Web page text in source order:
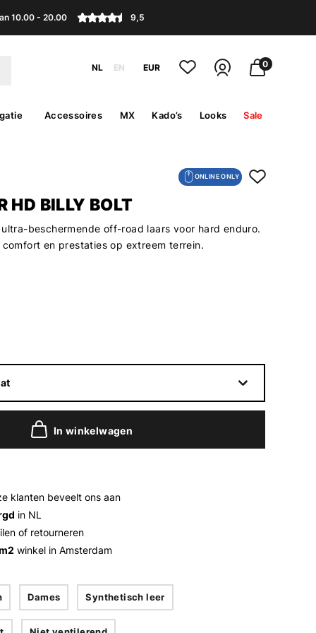
10.00 - 20.00 9,5
NL EN EUR 0
Accessoires MX Kado’s Looks Sale
ONLINE ONLY
HD BILLY BOLT
beschermende off-road laars voor hard enduro.
en prestaties op extreem terrein.
In winkelwagen
klanten beveelt ons aan
in NL
of retourneren
winkel in Amsterdam
Dames Synthetisch leer